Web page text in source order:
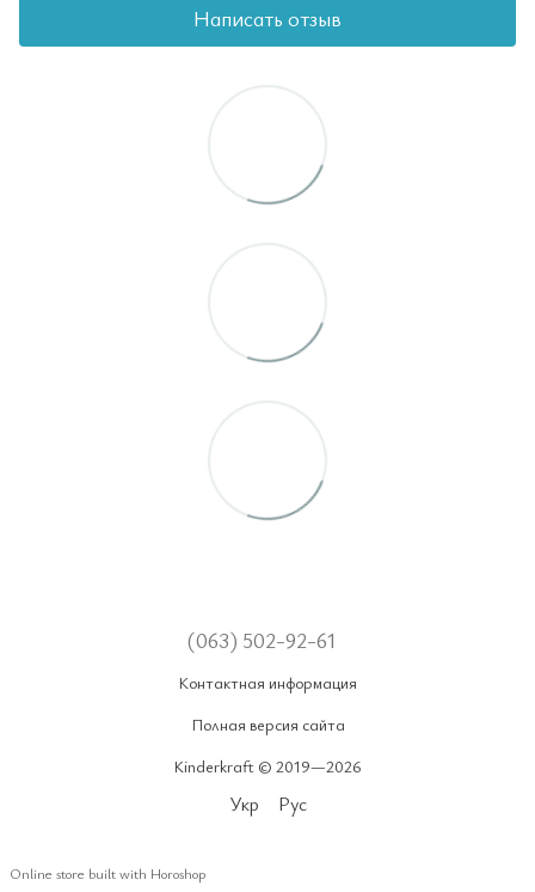
Написать отзыв
(063) 502-92-61
Контактная информация
Полная версия сайта
Kinderkraft © 2019—2026
Укр Рус
Online store built with Horoshop